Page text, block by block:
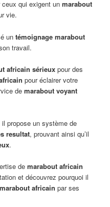
ceux qui exigent unmarabout
vie.
untémoignage marabout
travail.
africain sérieux pour des
pour éclairer votre
demarabout voyant
propose un système de
resultat, prouvant ainsi qu’il
.
demarabout africain
et découvrez pourquoi il
africain par ses